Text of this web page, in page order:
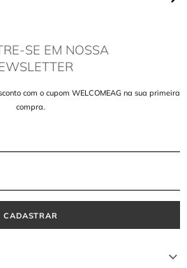
SE EM NOSSA
com o cupom WELCOMEAG na sua primeira
compra.
CADASTRAR